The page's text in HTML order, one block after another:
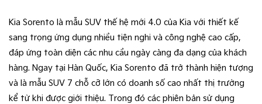
Kia Sorento là mẫu SUV thế hệ mới 4.0 của Kia với thiết kế
sang trọng ứng dụng nhiều tiện nghi và công nghệ cao cấp,
đáp ứng toàn diện các nhu cầu ngày càng đa dạng của khách
hàng. Ngay tại Hàn Quốc, Kia Sorento đã trở thành hiện tượng
và là mẫu SUV 7 chỗ cỡ lớn có doanh số cao nhất thị trường
kể từ khi được giới thiệu. Trong đó các phiên bản sử dụng